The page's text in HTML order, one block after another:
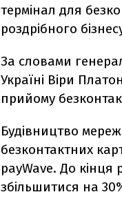
термінал для
роздрібного
За словами
Україні Віри
прийому
Будівництво
безконтактних
payWave. До кінця
збільшитися на